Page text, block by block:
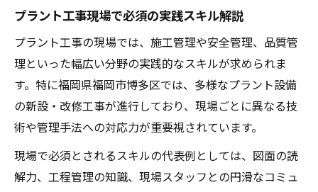
プラント工事で管理職に進むための成長法
マネジメント力を高めるプラント工事の勉
強法
管理技術向上に役立つプラント工事の経験
談
プ
キャリアアップに直結するプラント工事の
プラント工事現場で必須の実践スキル解説
プラント工事の現場では、施工管理や安全管理、品質管
理といった幅広い分野の実践的なスキルが求められま
す。特に福岡県福岡市博多区では、多様なプラント設備
の新設・改修工事が進行しており、現場ごとに異なる技
術や管理手法への対応力が重要視されています。
現場で必須とされるスキルの代表例としては、図面の読
解力、工程管理の知識、現場スタッフとの円滑なコミュ